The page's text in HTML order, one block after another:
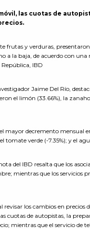
las cuotas de
frutas y verduras,
a la baja, de acuerdo con
IBD
Jaime Del Río,
el limón (33.66%), la
mayor decremento mensual
tomate verde (-7.35%); y el
del IBD resalta que los
mientras que los servicios
revisar los cambios en
cuotas de autopistas, la
mientras que el servicio de